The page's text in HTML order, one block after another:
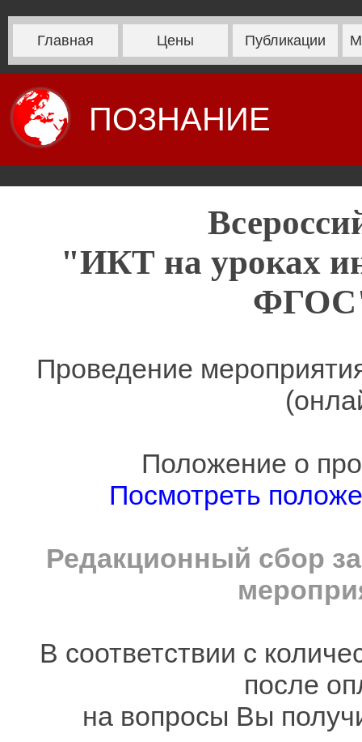
Главная Цены Публикации
ПОЗНАНИЕ
"ИКТ на уроках
ФГОС"
Проведение
Положение о
Посмотреть
Редакционный сбор
В соответствии с
после
на вопросы Вы